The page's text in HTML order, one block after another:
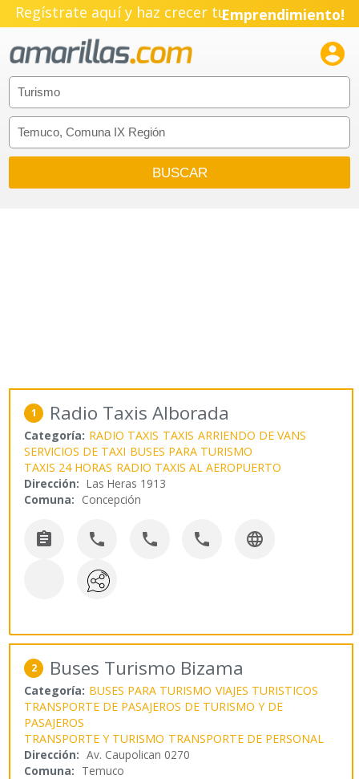
Regístrate aquí y haz crecer tuEmprendimiento!

1 Radio Taxis Alborada
Categoría: RADIO TAXIS TAXIS ARRIENDO DE VANS
SERVICIOS DE TAXI BUSES PARA TURISMO
TAXIS 24 HORAS RADIO TAXIS AL AEROPUERTO
Dirección: Las Heras 1913
Comuna: Concepción
    
2 Buses Turismo Bizama
Categoría: BUSES PARA TURISMO VIAJES TURISTICOS
TRANSPORTE DE PASAJEROS DE TURISMO Y DE
PASAJEROS
TRANSPORTE Y TURISMO TRANSPORTE DE PERSONAL
Dirección: Av. Caupolican 0270
Comuna: Temuco